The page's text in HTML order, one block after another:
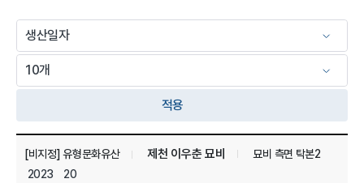
적용
미디어 세부 자료 관리 목록
[비지정] 유형문화유산 제천 이우춘 묘비
묘비 측면 탁본2
2023
20